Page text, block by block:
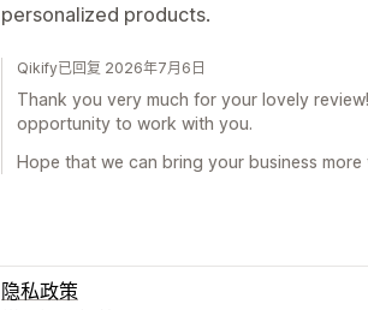
personalized products.
Qikify已回复 2026年7月6日
Thank you very much for your lovely
opportunity to work with you.
Hope that we can bring your business
隐私政策